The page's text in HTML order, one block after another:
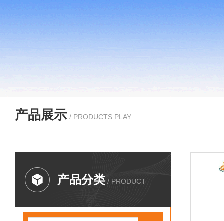
产品展示 / PRODUCTS PLAY
产品分类 / PRODUCT